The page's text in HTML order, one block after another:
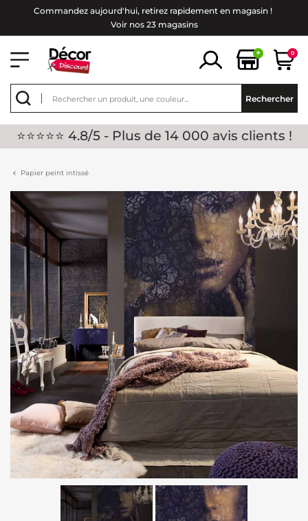
Commandez aujourd'hui, retirez rapidement en magasin !
Voir nos 23 magasins
+ 0
Rechercher
⭐⭐⭐⭐⭐ 4.8/5 - Plus de 14 000 avis clients !
Papier peint intissé